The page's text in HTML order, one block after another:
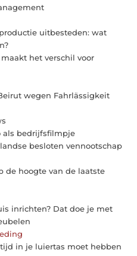
uitbesteden: wat
het verschil voor
wegen Fahrlässigkeit
als bedrijfsfilmpje
besloten vennootschap
de hoogte van de laatste
inrichten? Dat doe je met
in je luiertas moet hebben